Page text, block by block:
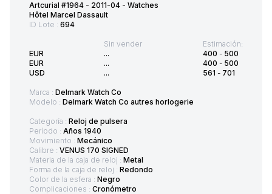
Artcurial #1964 - 2011-04 - Watches
Hôtel Marcel Dassault
ID Lote : 694
EUR
EUR
USD
Sin vender
...
...
...
Estimación:
400 - 500
400 - 500
561 - 701
Marca : Delmark Watch Co
Modelo : Delmark Watch Co autres horlogerie
Categoría : Reloj de pulsera
Período : Años 1940
Movimiento : Mecánico
Calibre : VENUS 170 SIGNED
Materia de la caja de reloj : Metal
Forma de la caja de reloj : Redondo
Color de la esfera : Negro
Complicaciones : Cronómetro